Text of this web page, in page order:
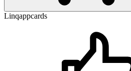
Linqappcards